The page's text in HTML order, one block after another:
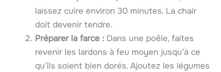
laissez cuire environ 30 minutes. La chair
doit devenir tendre.
Préparer la farce : Dans une poêle, faites
revenir les lardons à feu moyen jusqu’à ce
qu’ils soient bien dorés. Ajoutez les légumes